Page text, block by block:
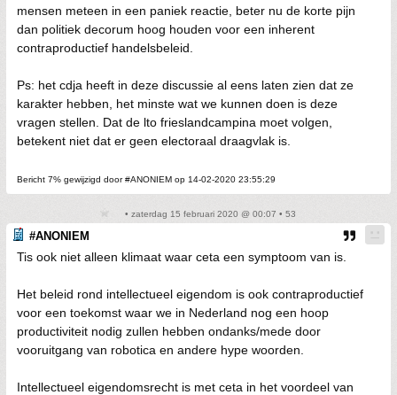
mensen meteen in een paniek reactie, beter nu de korte pijn
dan politiek decorum hoog houden voor een inherent
contraproductief handelsbeleid.
Ps: het cdja heeft in deze discussie al eens laten zien dat ze
karakter hebben, het minste wat we kunnen doen is deze
vragen stellen. Dat de lto frieslandcampina moet volgen,
betekent niet dat er geen electoraal draagvlak is.
Bericht 7% gewijzigd door #ANONIEM op 14-02-2020 23:55:29
• zaterdag 15 februari 2020 @ 00:07 • 53
#ANONIEM
Tis ook niet alleen klimaat waar ceta een symptoom van is.
Het beleid rond intellectueel eigendom is ook contraproductief
voor een toekomst waar we in Nederland nog een hoop
productiviteit nodig zullen hebben ondanks/mede door
vooruitgang van robotica en andere hype woorden.
Intellectueel eigendomsrecht is met ceta in het voordeel van